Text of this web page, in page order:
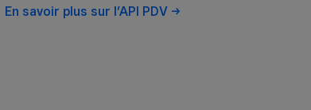
En savoir plus sur l’API PDV